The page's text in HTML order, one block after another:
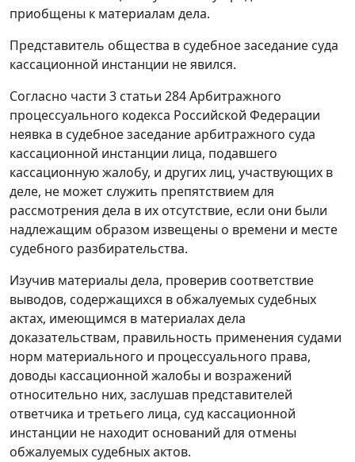
приобщены к материалам дела.
Представитель общества в судебное заседание суда
кассационной инстанции не явился.
Согласно части 3 статьи 284 Арбитражного
процессуального кодекса Российской Федерации
неявка в судебное заседание арбитражного суда
кассационной инстанции лица, подавшего
кассационную жалобу, и других лиц, участвующих в
деле, не может служить препятствием для
рассмотрения дела в их отсутствие, если они были
надлежащим образом извещены о времени и месте
судебного разбирательства.
Изучив материалы дела, проверив соответствие
выводов, содержащихся в обжалуемых судебных
актах, имеющимся в материалах дела
доказательствам, правильность применения судами
норм материального и процессуального права,
доводы кассационной жалобы и возражений
относительно них, заслушав представителей
ответчика и третьего лица, суд кассационной
инстанции не находит оснований для отмены
обжалуемых судебных актов.